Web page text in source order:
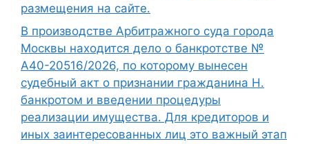
размещения на сайте.
В производстве Арбитражного суда города
Москвы находится дело о банкротстве №
А40-20516/2026, по которому вынесен
судебный акт о признании гражданина Н.
банкротом и введении процедуры
реализации имущества. Для кредиторов и
иных заинтересованных лиц это важный этап